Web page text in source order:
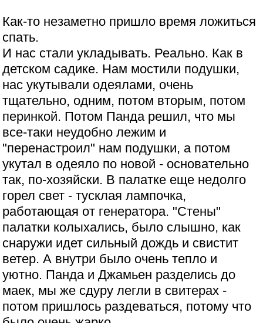
Как-то незаметно пришло время ложиться
спать.
И нас стали укладывать. Реально. Как в
детском садике. Нам мостили подушки,
нас укутывали одеялами, очень
тщательно, одним, потом вторым, потом
перинкой. Потом Панда решил, что мы
все-таки неудобно лежим и
"перенастроил" нам подушки, а потом
укутал в одеяло по новой - основательно
так, по-хозяйски. В палатке еще недолго
горел свет - тусклая лампочка,
работающая от генератора. "Стены"
палатки колыхались, было слышно, как
снаружи идет сильный дождь и свистит
ветер. А внутри было очень тепло и
уютно. Панда и Джамьен разделись до
маек, мы же сдуру легли в свитерах -
потом пришлось раздеваться, потому что